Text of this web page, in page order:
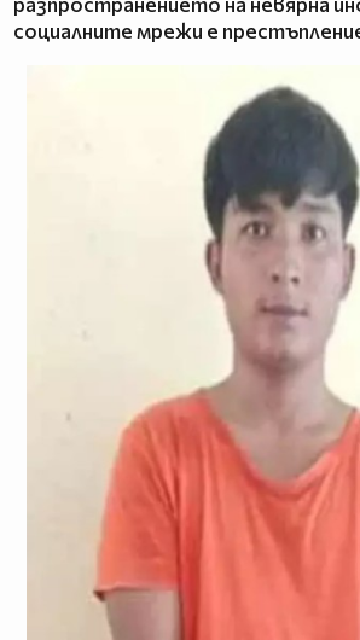
социалните мрежи е